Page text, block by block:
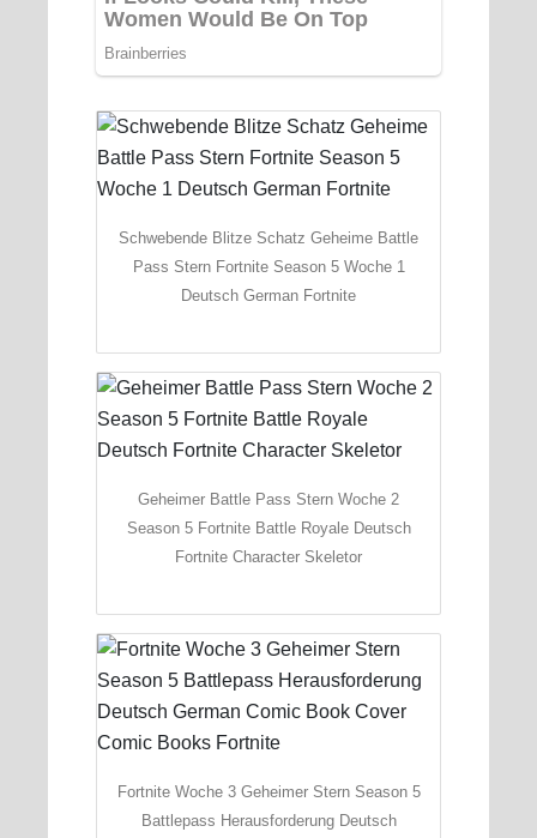
Schwebende Blitze Schatz Geheime Battle
Pass Stern Fortnite Season 5 Woche 1
Deutsch German Fortnite
Geheimer Battle Pass Stern Woche 2
Season 5 Fortnite Battle Royale Deutsch
Fortnite Character Skeletor
Fortnite Woche 3 Geheimer Stern Season 5
Battlepass Herausforderung Deutsch